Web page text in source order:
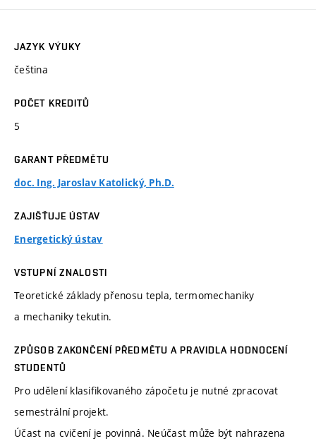
JAZYK VÝUKY
čeština
POČET KREDITŮ
5
GARANT PŘEDMĚTU
doc. Ing. Jaroslav Katolický, Ph.D.
ZAJIŠŤUJE ÚSTAV
Energetický ústav
VSTUPNÍ ZNALOSTI
Teoretické základy přenosu tepla, termomechaniky
a mechaniky tekutin.
ZPŮSOB ZAKONČENÍ PŘEDMĚTU A PRAVIDLA HODNOCENÍ
STUDENTŮ
Pro udělení klasifikovaného zápočetu je nutné zpracovat
semestrální projekt.
Účast na cvičení je povinná. Neúčast může být nahrazena